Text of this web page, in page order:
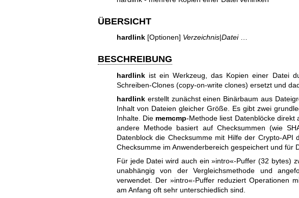
ÜBERSICHT
hardlink[Optionen] Verzeichnis|Datei…
BESCHREIBUNG
hardlinkist ein Werkzeug, das Kopien einer Datei
Schreiben-Clones (copy-on-write clones) ersetzt und
hardlinkerstellt zunächst einen Binärbaum aus
Inhalt von Dateien gleicher Größe. Es gibt zwei
Inhalte. Die memcmp-Methode liest Datenblöcke direkt
andere Methode basiert auf Checksummen (wie
Datenblock die Checksumme mit Hilfe der Crypto-API
Checksumme im Anwenderbereich gespeichert und für
Für jede Datei wird auch ein »intro«-Puffer (32 bytes)
unabhängig von der Vergleichsmethode und
verwendet. Der »intro«-Puffer reduziert Operationen
am Anfang oft sehr unterschiedlich sind.